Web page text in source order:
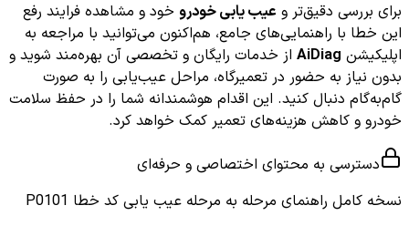
برای بررسی دقیق‌تر و عیب یابی خودرو خود و مشاهده فرایند رفع
این خطا با راهنمایی‌های جامع، هم‌اکنون می‌توانید با مراجعه به
اپلیکیشن AiDiag از خدمات رایگان و تخصصی آن بهره‌مند شوید و
بدون نیاز به حضور در تعمیرگاه، مراحل عیب‌یابی را به صورت
گام‌به‌گام دنبال کنید. این اقدام هوشمندانه شما را در حفظ سلامت
خودرو و کاهش هزینه‌های تعمیر کمک خواهد کرد.
دسترسی به محتوای اختصاصی و حرفه‌ای
نسخه کامل راهنمای مرحله به مرحله عیب یابی کد خطا P0101